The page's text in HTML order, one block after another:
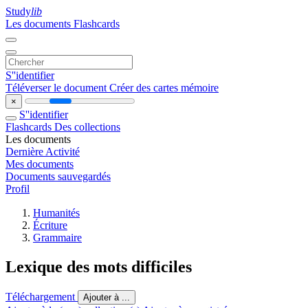
Studylib
Les documents Flashcards
S''identifier
Téléverser le document Créer des cartes mémoire
×
S''identifier
Flashcards Des collections
Les documents
Dernière Activité
Mes documents
Documents sauvegardés
Profil
Humanités
Écriture
Grammaire
Lexique des mots difficiles
Téléchargement Ajouter à ...